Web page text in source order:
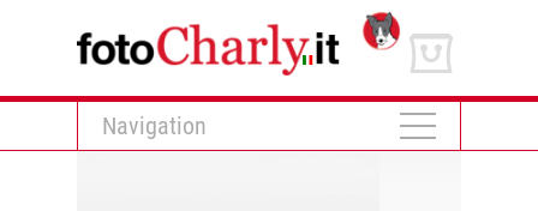
Navigation